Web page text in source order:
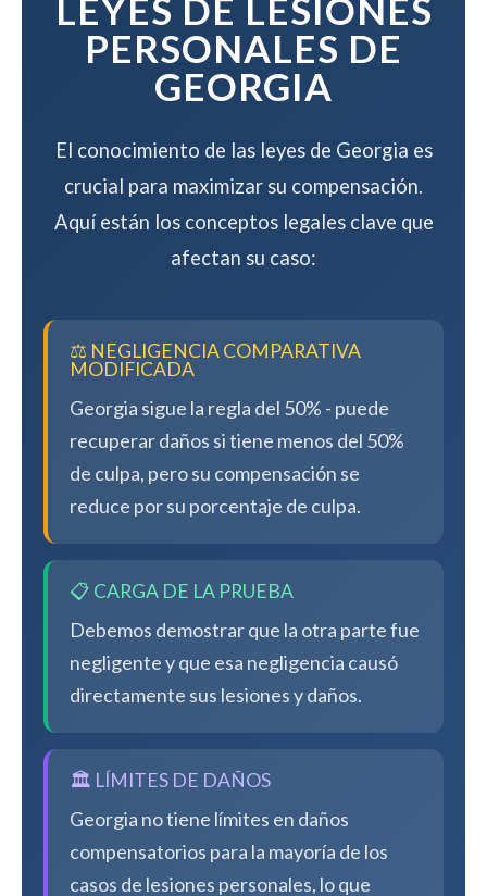
LEYES DE LESIONES
PERSONALES DE
GEORGIA
El conocimiento de las leyes de Georgia es
crucial para maximizar su compensación.
Aquí están los conceptos legales clave que
afectan su caso:
⚖️ NEGLIGENCIA COMPARATIVA
MODIFICADA
Georgia sigue la regla del 50% - puede
recuperar daños si tiene menos del 50%
de culpa, pero su compensación se
reduce por su porcentaje de culpa.
📋 CARGA DE LA PRUEBA
Debemos demostrar que la otra parte fue
negligente y que esa negligencia causó
directamente sus lesiones y daños.
🏛️ LÍMITES DE DAÑOS
Georgia no tiene límites en daños
compensatorios para la mayoría de los
casos de lesiones personales, lo que